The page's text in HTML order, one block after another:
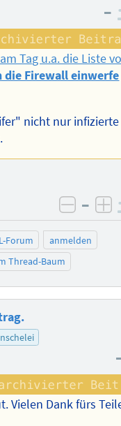
–
Tag u.a. die Liste
die Firewall einwerfe
nicht nur infizierte
–
Forum
anmelden
Thread-Baum
Vielen Dank fürs